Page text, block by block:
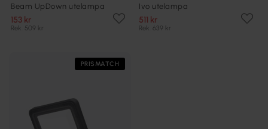
Beam UpDown utelampa
153 kr
Rek. 509 kr
Ivo utelampa
511 kr
Rek. 639 kr
PRISMATCH